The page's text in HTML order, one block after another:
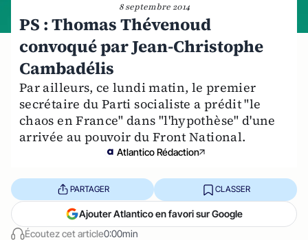
8 septembre 2014
PS : Thomas Thévenoud
convoqué par Jean-Christophe
Cambadélis
Par ailleurs, ce lundi matin, le premier
secrétaire du Parti socialiste a prédit "le
chaos en France" dans "l'hypothèse" d'une
arrivée au pouvoir du Front National.
Atlantico Rédaction
Écoutez cet article0:00min
PARTAGER CLASSER
Ajouter Atlantico en favori sur Google